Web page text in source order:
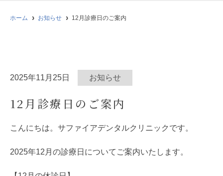
ホーム お知らせ 12月診療日のご案内
2025年11月25日 お知らせ
12月診療日のご案内
こんにちは。サファイアデンタルクリニックです。
2025年12月の診療日についてご案内いたします。